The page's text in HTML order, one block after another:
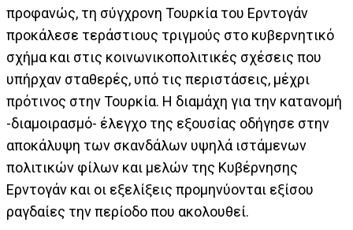
προφανώς, τη σύγχρονη Τουρκία του Ερντογάν
προκάλεσε τεράστιους τριγμούς στο κυβερνητικό
σχήμα και στις κοινωνικοπολιτικές σχέσεις που
υπήρχαν σταθερές, υπό τις περιστάσεις, μέχρι
πρότινος στην Τουρκία. Η διαμάχη για την κατανομή
-διαμοιρασμό- έλεγχο της εξουσίας οδήγησε στην
αποκάλυψη των σκανδάλων υψηλά ιστάμενων
πολιτικών φίλων και μελών της Κυβέρνησης
Ερντογάν και οι εξελίξεις προμηνύονται εξίσου
ραγδαίες την περίοδο που ακολουθεί.